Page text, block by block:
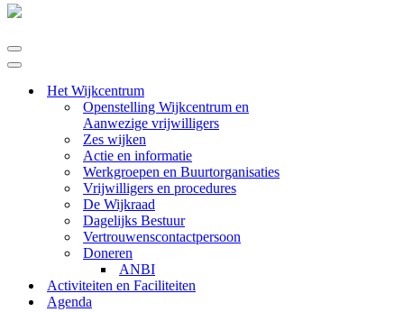
Navigatie
Menu
Navigatie
Het Wijkcentrum
Openstelling Wijkcentrum en
Aanwezige vrijwilligers
Zes wijken
Actie en informatie
Werkgroepen en Buurtorganisaties
Vrijwilligers en procedures
De Wijkraad
Dagelijks Bestuur
Vertrouwenscontactpersoon
Doneren
ANBI
Activiteiten en Faciliteiten
Agenda